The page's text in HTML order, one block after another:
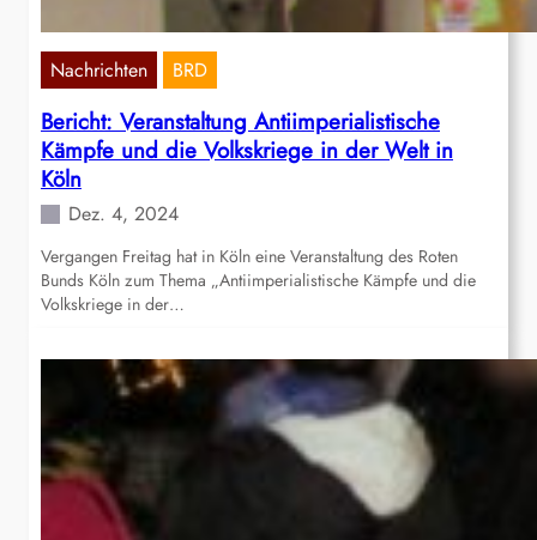
Nachrichten BRD
Bericht: Veranstaltung Antiimperialistische
Kämpfe und die Volkskriege in der Welt in
Köln
Dez. 4, 2024
Vergangen Freitag hat in Köln eine Veranstaltung des Roten
Bunds Köln zum Thema „Antiimperialistische Kämpfe und die
Volkskriege in der…